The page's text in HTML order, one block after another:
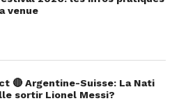
Ils vont rapidement
dans cette affaire
et que les réponses qu’ils
dans les secrets de leur
venue
🔴 Argentine-Suisse: La Nati
sortir Lionel Messi?